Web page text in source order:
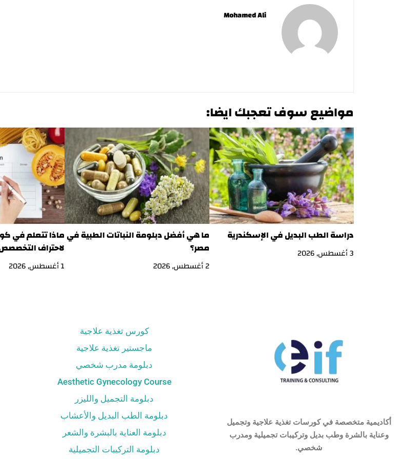
Mohamed Ali
مواضيع سوف تعجبك ايضا:
دراسة الطب البديل في الإسكندرية
3 أغسطس, 2026
ما هي أفضل دبلومة النباتات الطبية في
مصر؟
2 أغسطس, 2026
ماذا تتعلم في
لاحتراف
1 أغسطس, 2026
أكاديمية متخصصة في كورسات تغذية علاجية وتجميل
وعناية بالشرة وطب بديل وتركيبات تجميلية ومدرب
شخصي.
كورس تغذية علاجية
ماجستير تغذية علاجية
دبلومة مدرب شخصي
Aesthetic Gynecology Course
دبلومة التجميل والليزر
دبلومة الطب البديل والأعشاب
دبلومة العناية بالبشرة والشعر
دبلومة التركيبات التجميلية